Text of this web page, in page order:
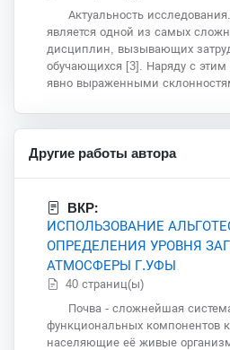
Актуальность
является одной из самых
дисциплин, вызывающих
обучающихся [3]. Наряду с этим
явно выраженными
Другие работы автора
ВКР:
ИСПОЛЬЗОВАНИЕ
ОПРЕДЕЛЕНИЯ УРОВНЯ
АТМОСФЕРЫ Г.УФЫ
40 страниц(ы)
Почва - сложнейшая
функциональных компонентов
населяющие её живые